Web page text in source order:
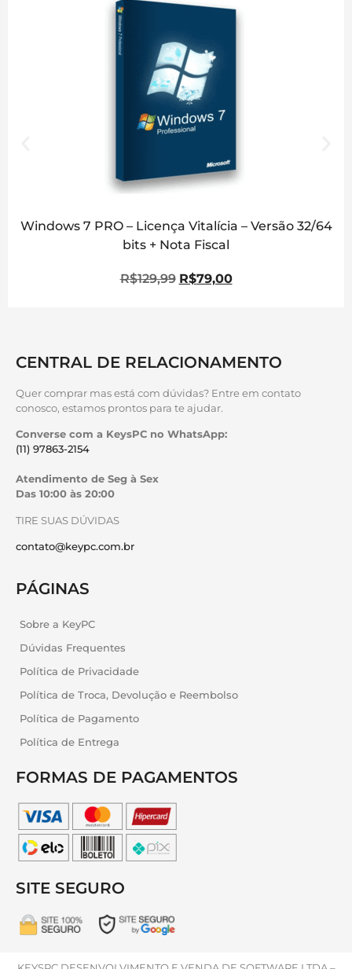
Windows 7 PRO – Licença Vitalícia – Versão 32/64
bits + Nota Fiscal
R$129,99 R$79,00
CENTRAL DE RELACIONAMENTO
Quer comprar mas está com dúvidas? Entre em contato
conosco, estamos prontos para te ajudar.
Converse com a KeysPC no WhatsApp:
(11) 97863-2154
Atendimento de Seg à Sex
Das 10:00 às 20:00
TIRE SUAS DÚVIDAS
contato@keypc.com.br
PÁGINAS
Sobre a KeyPC
Dúvidas Frequentes
Política de Privacidade
Política de Troca, Devolução e Reembolso
Política de Pagamento
Política de Entrega
FORMAS DE PAGAMENTOS
SITE SEGURO